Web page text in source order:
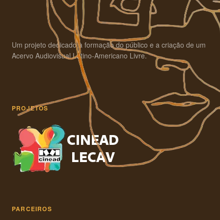
Um projeto dedicado à formação do público e a criação de um
Acervo Audiovisual Latino-Americano Livre.
PROJETOS
PARCEIROS